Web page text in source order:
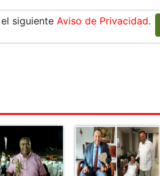
siguiente Aviso de Privacidad.